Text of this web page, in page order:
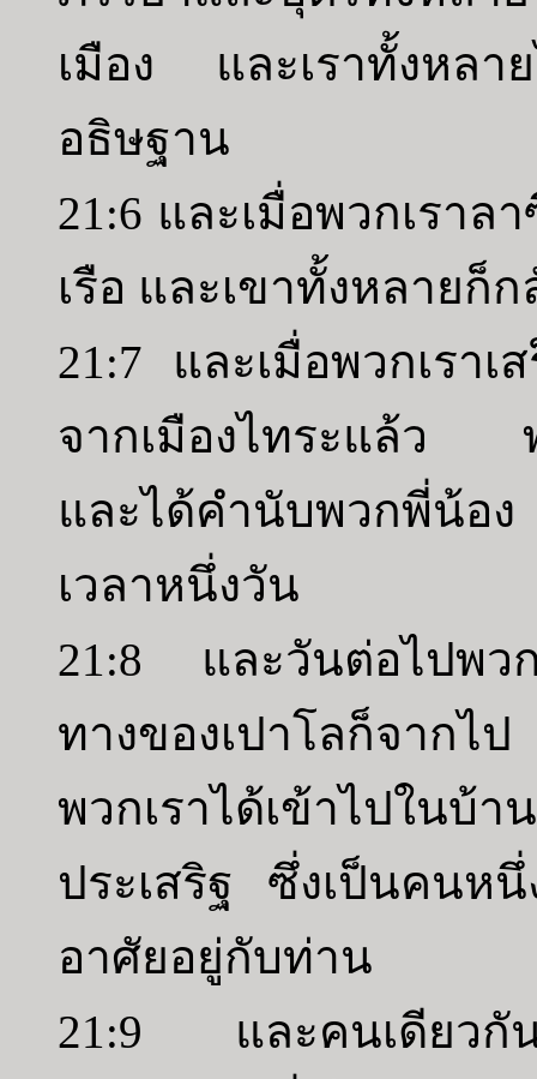
เมือง และเราทั้งหลา
อธิษฐาน
21:6 และเมื่อพวกเราล
เรือ และเขาทั้งหลายก็
21:7 และเมื่อพวกเราเ
จากเมืองไทระแล้ว พ
และได้คำนับพวกพี่น้
เวลาหนึ่งวัน
21:8 และวันต่อไปพวก
ทางของเปาโลก็จากไ
พวกเราได้เข้าไปใ
ประเสริฐ ซึ่งเป็นคนห
อาศัยอยู่กับท่าน
21:9 และคนเดียวกั